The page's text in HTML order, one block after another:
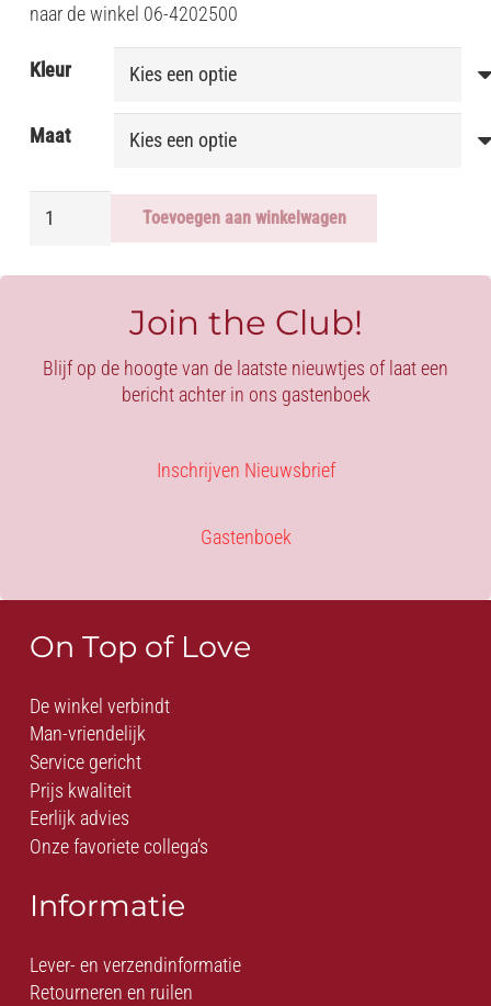
naar de winkel 06-4202500
Kleur
Maat
PARIS
SAILOR
Toevoegen aan winkelwagen
Join the Club!
Blijf op de hoogte van de laatste nieuwtjes of laat een
bericht achter in ons gastenboek
Inschrijven Nieuwsbrief
Gastenboek
On Top of Love
De winkel verbindt
Man-vriendelijk
Service gericht
Prijs kwaliteit
Eerlijk advies
Onze favoriete collega’s
Informatie
Lever- en verzendinformatie
Retourneren en ruilen